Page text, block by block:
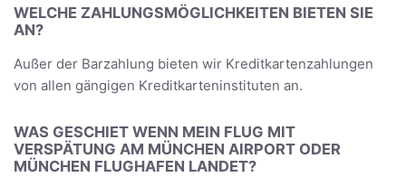
WELCHE ZAHLUNGSMÖGLICHKEITEN BIETEN SIE
AN?
Außer der Barzahlung bieten wir Kreditkartenzahlungen
von allen gängigen Kreditkarteninstituten an.
WAS GESCHIET WENN MEIN FLUG MIT
VERSPÄTUNG AM MÜNCHEN AIRPORT ODER
MÜNCHEN FLUGHAFEN LANDET?